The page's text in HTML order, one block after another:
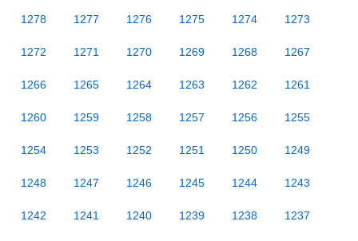
1278 1277 1276 1275 1274 1273
1272 1271 1270 1269 1268 1267
1266 1265 1264 1263 1262 1261
1260 1259 1258 1257 1256 1255
1254 1253 1252 1251 1250 1249
1248 1247 1246 1245 1244 1243
1242 1241 1240 1239 1238 1237